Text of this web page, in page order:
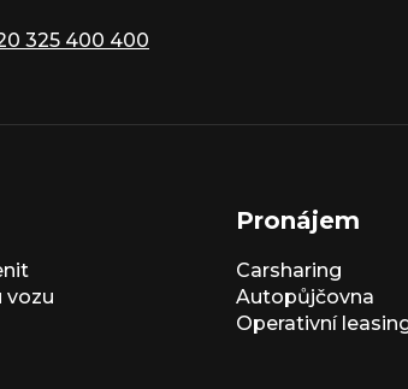
325 400 400
vozu
Pronájem
Carsharing
Autopůjčovna
Operativní